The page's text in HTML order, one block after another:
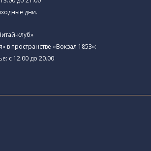
дни.
клуб»
в пространстве «Вокзал 1853»:
с 12.00 до 20.00